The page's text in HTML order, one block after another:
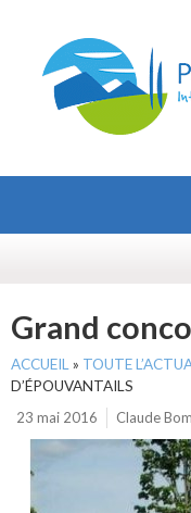
Grand
ACCUEIL » TOUTE
D’ÉPOUVANTAILS
23 mai 2016
Claude